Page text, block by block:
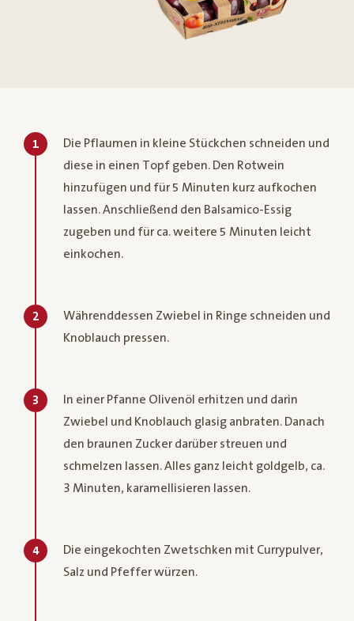
1
Die Pflaumen in kleine Stückchen schneiden und
diese in einen Topf geben. Den Rotwein
hinzufügen und für 5 Minuten kurz aufkochen
lassen. Anschließend den Balsamico-Essig
zugeben und für ca. weitere 5 Minuten leicht
einkochen.
2
Währenddessen Zwiebel in Ringe schneiden und
Knoblauch pressen.
3
In einer Pfanne Olivenöl erhitzen und darin
Zwiebel und Knoblauch glasig anbraten. Danach
den braunen Zucker darüber streuen und
schmelzen lassen. Alles ganz leicht goldgelb, ca.
3 Minuten, karamellisieren lassen.
4
Die eingekochten Zwetschken mit Currypulver,
Salz und Pfeffer würzen.